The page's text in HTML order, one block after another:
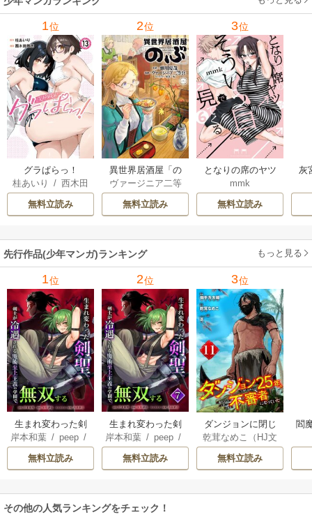
メ
1位
グラぱらっ！
桂あいり
/西木田
景志
無料立読み
2位
異世界居酒屋「の
ぶ」
ヴァージニア二等
/ 蝉川夏哉
無料立読み
3位
となりの席のヤツ
がそういう目で見
てくる
mmk
無料立読み
灰
先行作品(少年マンガ)ランキング もっと見る
1位
生まれ変わった剣
聖、剣士が冷遇さ
れる魔術至上主義
の学園で無双する
岸本和葉/ peep/
染野静也/
/taskey STUDI
無料立読み
2位
生まれ変わった剣
聖、剣士が冷遇さ
れる魔術至上主義
の学園で無双する
岸本和葉/ peep/
染野静也/
/taskey STUDI
無料立読み
3位
ダンジョンに閉じ
込められて25年。
救出されたときに
は立派な不審者に
版】
乾茸なめこ（HJ文
庫／ホビージャパ
ン刊）/御手洗太
無料立読み
閻
その他の人気ランキングをチェック！